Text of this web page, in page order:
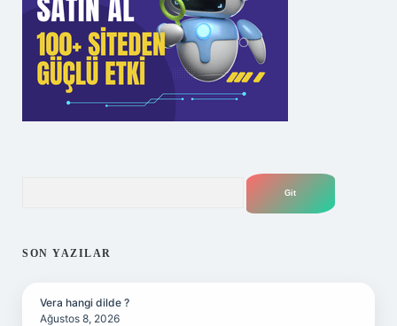
SON YAZILAR
Vera hangi dilde ?
Ağustos 8, 2026